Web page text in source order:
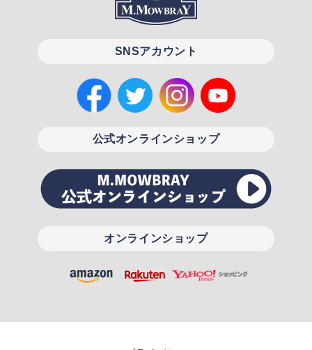
SNSアカウント
公式オンラインショップ
オンラインショップ